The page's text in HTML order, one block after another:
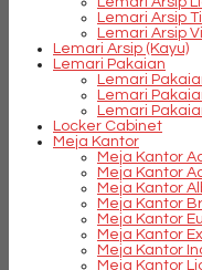
Lemari Arsip
Lemari Arsip
Lemari Arsip (Kayu)
Lemari Pakaian
Lemari
Lemari
Lemari
Locker Cabinet
Meja Kantor
Meja Kantor
Meja Kantor
Meja Kantor
Meja Kantor
Meja Kantor
Meja Kantor
Meja Kantor
Meja Kantor